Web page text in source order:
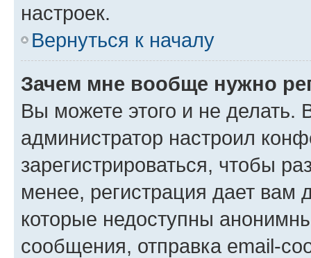
настроек.
Вернуться к началу
Зачем мне вообще нужно
Вы можете этого и не делать.
администратор настроил
зарегистрироваться, чтобы
менее, регистрация дает вам
которые недоступны
сообщения, отправка email-